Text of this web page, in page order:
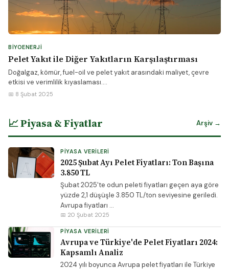
BIYOENERJI
Pelet Yakıt ile Diğer Yakıtların Karşılaştırması
Doğalgaz, kömür, fuel-oil ve pelet yakıt arasındaki maliyet, çevre
etkisi ve verimlilik kıyaslaması....
📅 8 Şubat 2025
📈 Piyasa & Fiyatlar Arşiv →
PIYASA VERILERI
2025 Şubat Ayı Pelet Fiyatları: Ton Başına
3.850 TL
Şubat 2025'te odun peleti fiyatları geçen aya göre
yüzde 2,1 düşüşle 3.850 TL/ton seviyesine geriledi.
Avrupa fiyatları ...
📅 20 Şubat 2025
PIYASA VERILERI
Avrupa ve Türkiye'de Pelet Fiyatları 2024:
Kapsamlı Analiz
2024 yılı boyunca Avrupa pelet fiyatları ile Türkiye